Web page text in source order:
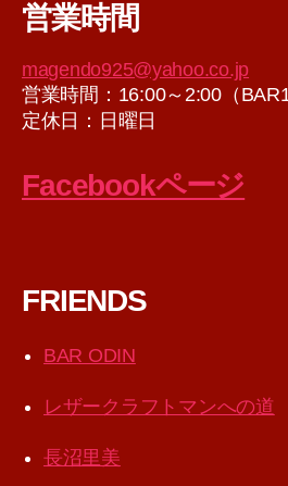
イ
営業時間
magendo925@yahoo.co.jp
営業時間：16:00～2:00（
定休日：日曜日
Facebookページ
FRIENDS
BAR ODIN
レザークラフトマンへの道
長沼里美